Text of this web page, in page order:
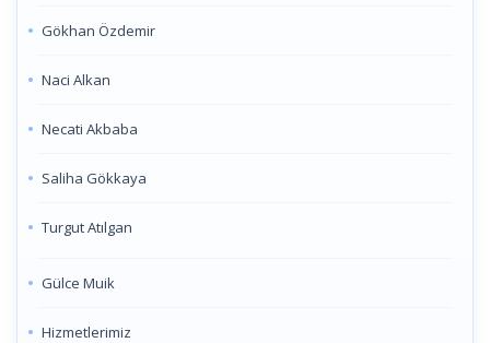
Gökhan Özdemir
Naci Alkan
Necati Akbaba
Saliha Gökkaya
Turgut Atılgan
Gülce Muik
Hizmetlerimiz